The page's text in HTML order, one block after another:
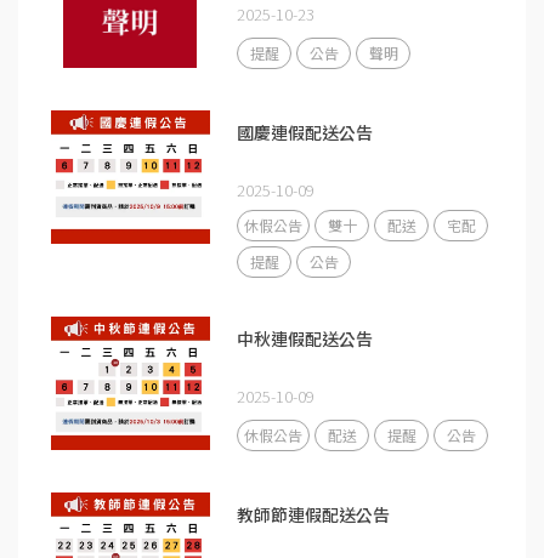
2025-10-23
提醒 公告 聲明
國慶連假配送公告
2025-10-09
休假公告 雙十 配送
宅配
提醒
公告
中秋連假配送公告
2025-10-09
休假公告 配送 提醒 公告
教師節連假配送公告